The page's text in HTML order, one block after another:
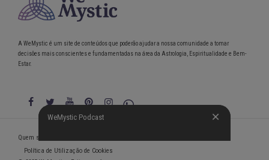
WeMystic Podcast
A WeMystic é um site de conteúdos que poderão ajudar a nossa comunidade a tomar
decisões mais conscientes e fundamentadas na área da Astrologia, Espiritualidade e Bem-
Estar.
WeMystic Podcast
Quem somos
Política de Utilização de Cookies